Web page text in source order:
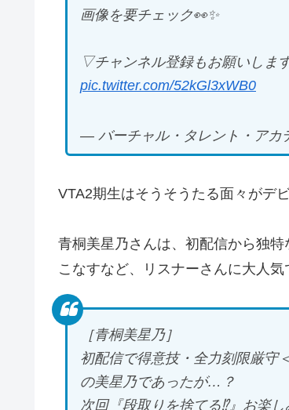
画像を要チェック👀✨
▽チャンネル登録もお願いしま
pic.twitter.com/52kGl3xWB0
— バーチャル・タレント・アカ
VTA2期生はそうそうたる面々がデ
青桐美星乃さんは、初配信から独
こなすなど、リスナーさんに大人気
［青桐美星乃］
初配信で得意技・全力刻限厳守
の美星乃であったが…？
次回『段取りを捨てる⁉︎』お楽し